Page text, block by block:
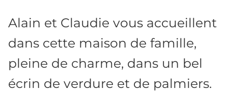
Alain et Claudie vous accueillent
dans cette maison de famille,
pleine de charme, dans un bel
écrin de verdure et de palmiers.